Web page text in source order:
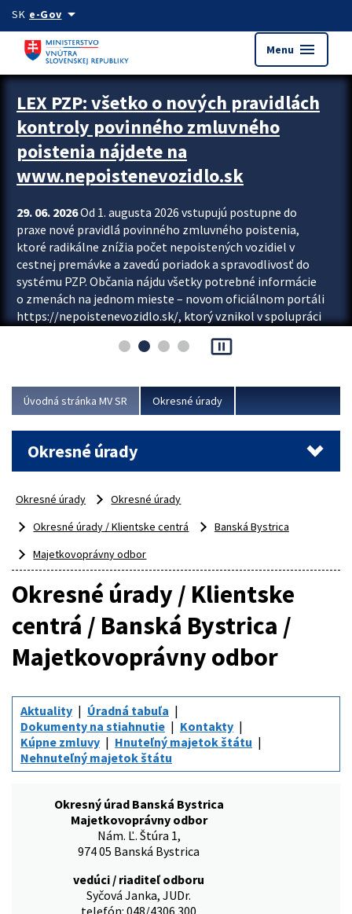
Preskocit na hlavný obsah
SK e-Govarrow_drop_down
Menu menu
Zastavit automatický posun upútavok
LEX PZP: všetko o nových pravidlách
kontroly povinného zmluvného
poistenia nájdete na
www.nepoistenevozidlo.sk
29. 06. 2026Od 1. augusta 2026 vstupujú postupne do
praxe nové pravidlá povinného zmluvného poistenia,
ktoré radikálne znížia počet nepoistených vozidiel v
cestnej premávke a zavedú poriadok a spravodlivosť do
systému PZP. Občania nájdu všetky potrebné informácie
o zmenách na jednom mieste – novom oficiálnom portáli
https://nepoistenevozidlo.sk/, ktorý vznikol v spolupráci
asociácie poisťovní (SLASPO) a Ministerstva vnútra SR.
Viac
pause_presentation
Úvodná stránka MV SR Okresné úrady
Okresné úrady
Okresné úrady
Okresné úrady
Okresné úrady / Klientske centrá
Banská Bystrica
Majetkovoprávny odbor
Okresné úrady / Klientske
centrá / Banská Bystrica /
Majetkovoprávny odbor
Aktuality
Úradná tabuľa
Dokumenty na stiahnutie
Kontakty
Kúpne zmluvy
Hnuteľný majetok štátu
Nehnuteľný majetok štátu
Okresný úrad Banská Bystrica
Majetkovoprávny odbor
Nám. Ľ. Štúra 1,
974 05 Banská Bystrica
vedúci / riaditeľ odboru
Syčová Janka, JUDr.